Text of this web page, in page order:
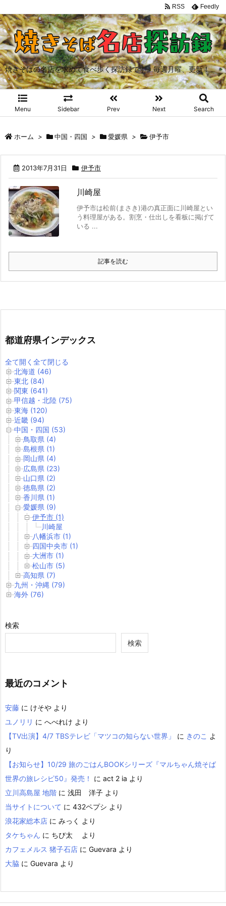
焼きそばの名店を求めて食べ歩く探訪録です。毎週月曜、更新！
Menu Sidebar Prev Next Search
RSS Feedly
ホーム > 中国・四国 > 愛媛県 > 伊予市
2013年7月31日 伊予市
川崎屋
伊予市は松前(まさき)港の真正面に川崎屋とい
う料理屋がある。割烹・仕出しを看板に掲げて
いる ...
記事を読む
都道府県インデックス
全て開く 全て閉じる
北海道 (46)
東北 (84)
関東 (641)
甲信越・北陸 (75)
東海 (120)
近畿 (94)
中国・四国 (53)
鳥取県 (4)
島根県 (1)
岡山県 (4)
広島県 (23)
山口県 (2)
徳島県 (2)
香川県 (1)
愛媛県 (9)
伊予市 (1)
川崎屋
八幡浜市 (1)
四国中央市 (1)
大洲市 (1)
松山市 (5)
高知県 (7)
九州・沖縄 (79)
海外 (76)
検索
検索
最近のコメント
安藤 に けそや より
ユノリリ に へべれけ より
【TV出演】4/7 TBSテレビ「マツコの知らない世界」
に きのこ よ
り
【お知らせ】10/29 旅のごはんBOOKシリーズ『マルちゃん焼そば
世界の旅レシピ50』発売！
に act 2 ia より
立川高島屋 地階 に 浅田 洋子 より
当サイトについて に 432ペプシ より
浪花家総本店 に みっく
より
タケちゃん に ちび太
より
カフェメルス 猪子石店 に Guevara より
大脇 に Guevara より